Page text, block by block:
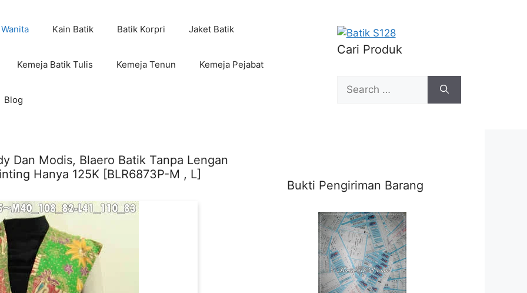
Kain Batik Batik Korpri Jaket Batik
Kemeja Batik Tulis Kemeja Tenun Kemeja Pejabat
Blog
Cari Produk
Search
for:
Dan Modis, Blaero Batik Tanpa Lengan
Hanya 125K [BLR6873P-M , L]
Bukti Pengiriman Barang